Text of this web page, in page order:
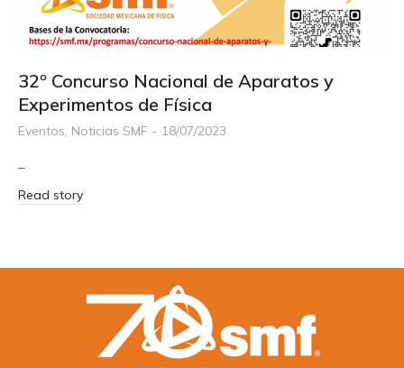
32º Concurso Nacional de Aparatos y
Experimentos de Física
Eventos, Noticias SMF 18/07/2023
–
Read story